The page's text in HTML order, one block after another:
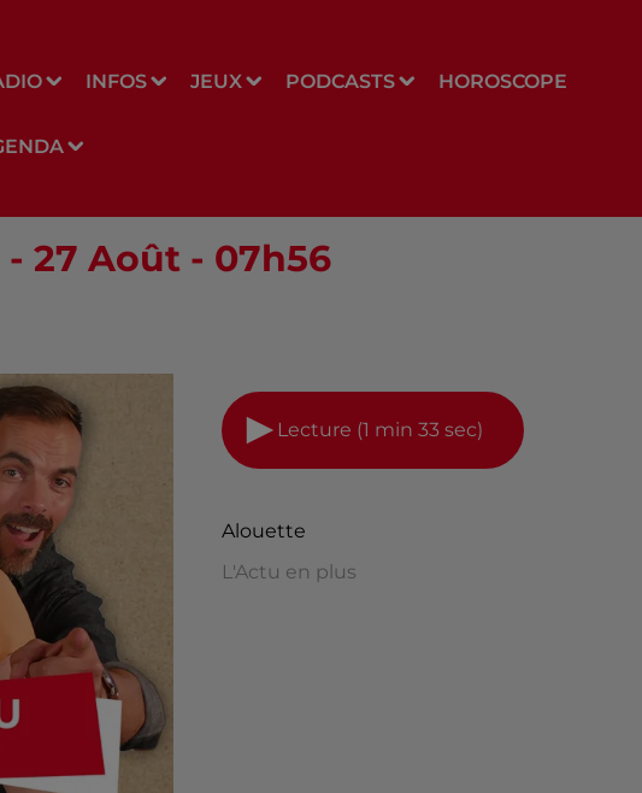
INFOS JEUX PODCASTS HOROSCOPE
27 Août - 07h56
Lecture (1 min 33 sec)
Alouette
L'Actu en plus